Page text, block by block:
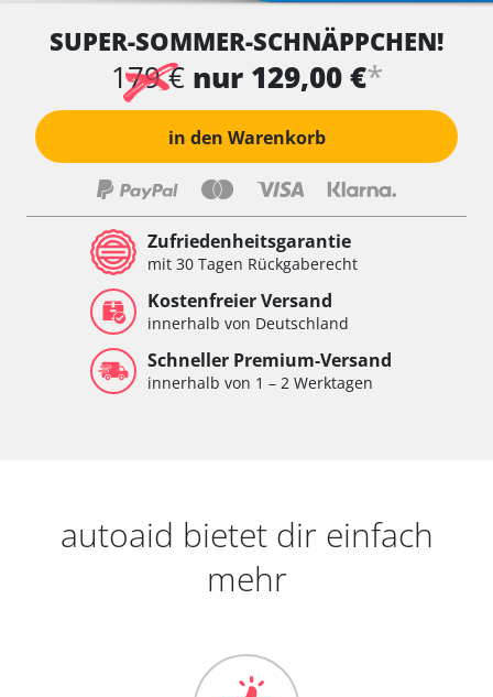
SUPER-SOMMER-SCHNÄPPCHEN!
179 € nur 129,00 €*
in den Warenkorb
Zufriedenheitsgarantie
mit 30 Tagen Rückgaberecht
Kostenfreier Versand
innerhalb von Deutschland
Schneller Premium-Versand
innerhalb von 1 – 2 Werktagen
autoaid bietet dir einfach
mehr